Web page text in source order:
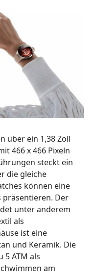
über ein 1,38 Zoll
466 x 466 Pixeln
steckt ein
die gleiche
können eine
präsentieren. Der
unter anderem
als
ist eine
und Keramik. Die
5 ATM als
am